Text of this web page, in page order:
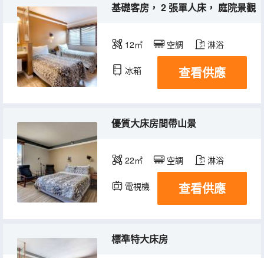
基礎客房， 2 張單人床， 庭院景觀
12㎡ 空調 淋浴
冰箱 查看供應
優質大床房間帶山景
22㎡ 空調 淋浴
電視機 冰箱
查看供應
標準特大床房